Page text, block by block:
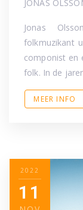
JONAS
Jonas
folkmuzikant
componist en
folk. In de
MEER INFO
2022
11